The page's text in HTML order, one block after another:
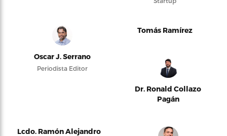
Oscar J. Serrano
Periodista Editor
Tomás Ramírez
Dr. Ronald Collazo
Pagán
Lcdo. Ramón Alejandro